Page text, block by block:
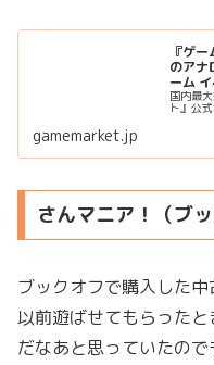
『ゲ
のアナ
ーム
国内最
ト』公
gamemarket.jp
さんマニア！（ブッ
ブックオフで購入した中
以前遊ばせてもらった
だなあと思っていたの